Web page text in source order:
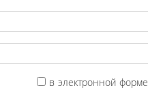
в электронной форме